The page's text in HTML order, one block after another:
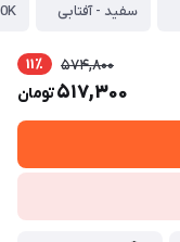
سفید - آفتابی
574,800 11٪
517,300تومان